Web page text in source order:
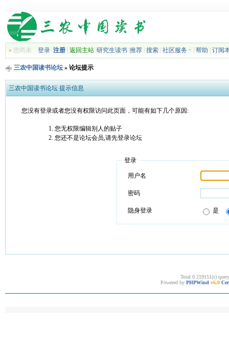
»您尚未 登录 注册| 返回主站| 研究生读书| 推荐| 搜索| 社区服务 帮助 订阅
三农中国读书论坛» 论坛提示
三农中国读书论坛 提示信息
您没有登录或者您没有权限访问此页面，可能有如下几个原因:
您无权限编辑别人的贴子
您还不是论坛会员,请先登录论坛
登录
用户名
密码
隐身登录 是
Total 0.219151(s)
Powered by PHPWind v6.0